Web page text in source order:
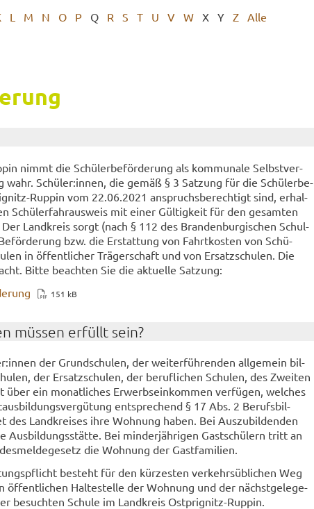
L M N O P Q R S T U V W X Y Z Alle
nimmt die Schü­ler­be­för­de­rung als kom­mu­na­le Selbst­ver­
wahr. Schü­ler:innen, die gemäß § 3 Sat­zung für die Schü­ler­be­
​Ruppin vom 22.06.2021 an­spruchs­be­rech­tigt sind, er­hal­
Schü­ler­fahr­aus­weis mit einer Gül­tig­keit für den ge­sam­ten
Land­kreis sorgt (nach § 112 des Bran­den­bur­gi­schen Schul­
bzw. die Er­stat­tung von Fahrt­kos­ten von Schü­
in öf­fent­li­cher Trä­ger­schaft und von Er­satz­schu­len. Die
Bitte be­ach­ten Sie die ak­tu­el­le Sat­zung:
151 kB
müs­sen er­füllt sein?
der Grund­schu­len, der wei­ter­füh­ren­den all­ge­mein bil­
der Er­satz­schu­len, der be­ruf­li­chen Schu­len, des Zwei­ten
über ein mo­nat­li­ches Er­werbs­ein­kom­men ver­fü­gen, wel­ches
ent­spre­chend § 17 Abs. 2 Be­rufs­bil­
des Land­krei­ses ihre Woh­nung haben. Bei Aus­zu­bil­den­den
Aus­bil­dungs­stät­te. Bei min­der­jäh­ri­gen Gast­schü­lern tritt an
die Woh­nung der Gast­fa­mi­li­en.
be­steht für den kür­zes­ten ver­kehrs­üb­li­chen Weg
öf­fent­li­chen Hal­te­stel­le der Woh­nung und der nächst­ge­le­ge­
be­such­ten Schu­le im Land­kreis Ostprignitz-​Ruppin.